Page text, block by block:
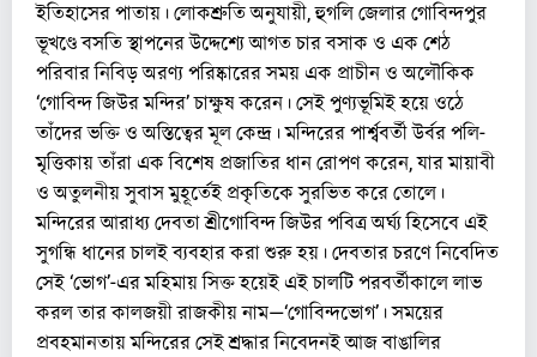
ইতিহাসের পাতায়। লোকশ্রুতি অনুযায়ী, হুগলি জেলার গোবিন্দপুর
ভূখণ্ডে বসতি স্থাপনের উদ্দেশ্যে আগত চার বসাক ও এক শেঠ
পরিবার নিবিড় অরণ্য পরিষ্কারের সময় এক প্রাচীন ও অলৌকিক
‘গোবিন্দ জিউর মন্দির’ চাক্ষুষ করেন। সেই পুণ্যভূমিই হয়ে ওঠে
তাঁদের ভক্তি ও অস্তিত্বের মূল কেন্দ্র। মন্দিরের পার্শ্ববর্তী উর্বর পলি-
মৃত্তিকায় তাঁরা এক বিশেষ প্রজাতির ধান রোপণ করেন, যার মায়াবী
ও অতুলনীয় সুবাস মুহূর্তেই প্রকৃতিকে সুরভিত করে তোলে।
মন্দিরের আরাধ্য দেবতা শ্রীগোবিন্দ জিউর পবিত্র অর্ঘ্য হিসেবে এই
সুগন্ধি ধানের চালই ব্যবহার করা শুরু হয়। দেবতার চরণে নিবেদিত
সেই ‘ভোগ’-এর মহিমায় সিক্ত হয়েই এই চালটি পরবর্তীকালে লাভ
করল তার কালজয়ী রাজকীয় নাম—‘গোবিন্দভোগ’। সময়ের
প্রবহমানতায় মন্দিরের সেই শ্রদ্ধার নিবেদনই আজ বাঙালির